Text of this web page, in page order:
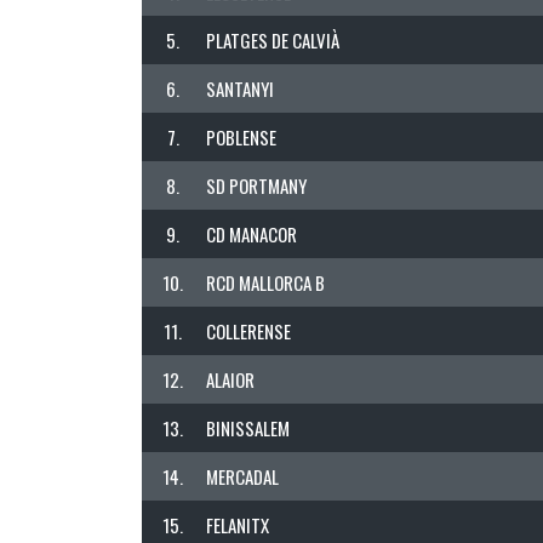
5.
PLATGES DE CALVIÀ
6.
SANTANYI
7.
POBLENSE
8.
SD PORTMANY
9.
CD MANACOR
10.
RCD MALLORCA B
11.
COLLERENSE
12.
ALAIOR
13.
BINISSALEM
14.
MERCADAL
15.
FELANITX
SOBRE